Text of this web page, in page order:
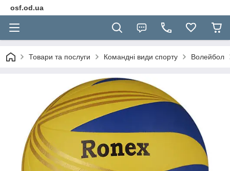
osf.od.ua
Товари та послуги Командні види спорту Волейбол